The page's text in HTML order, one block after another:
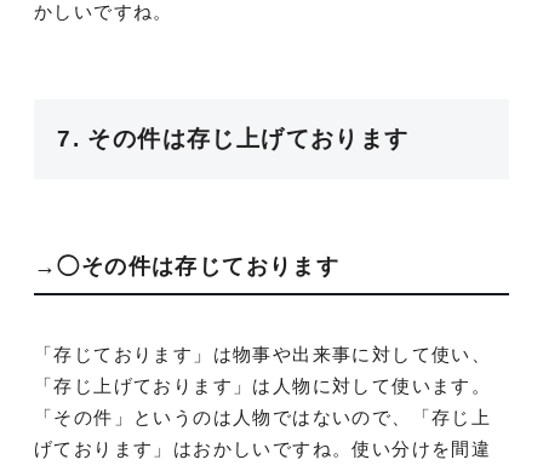
かしいですね。
7. その件は存じ上げております
→◯その件は存じております
「存じております」は物事や出来事に対して使い、
「存じ上げております」は人物に対して使います。
「その件」というのは人物ではないので、「存じ上
げております」はおかしいですね。使い分けを間違